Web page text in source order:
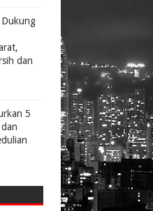
Dukung
dan
5